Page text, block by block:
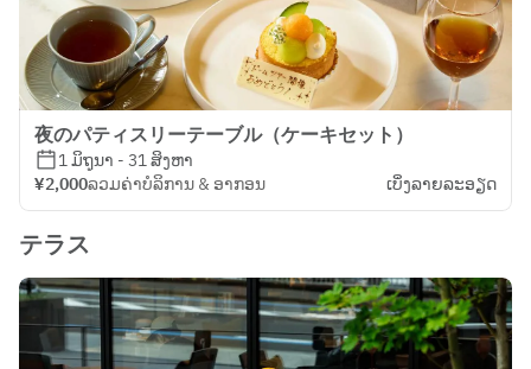
夜のパティスリーテーブル（ケーキセット）
1 ມິຖຸນາ - 31 ສິງຫາ
¥2,000ລວມຄ່າບໍລິການ & ອາກອນ ເບິ່ງ​ລາຍ​ລະ​ອຽດ
テラス